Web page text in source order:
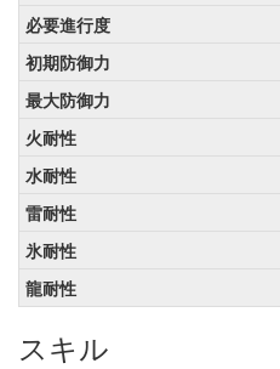
必要進行度
初期防御力
最大防御力
火耐性
水耐性
雷耐性
氷耐性
龍耐性
スキル